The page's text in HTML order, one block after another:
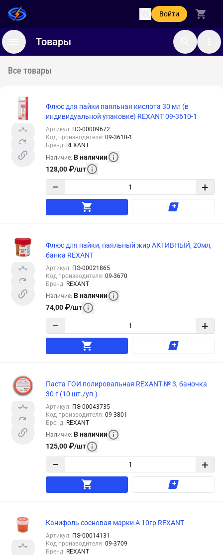
Войти
Товары
Все товары
Флюс для пайки паяльная кислота 30 мл (в
индивидуальной упаковке) REXANT 09-3610-1
Артикул: ПЭ-00009672
Код производителя: 09-3610-1
Бренд: REXANT
Наличие: В наличии
128,00 ₽/шт
− +
Флюс для пайки, паяльный жир АКТИВНЫЙ, 20мл,
банка REXANT
Артикул: ПЭ-00021865
Код производителя: 09-3670
Бренд: REXANT
Наличие: В наличии
74,00 ₽/шт
− +
Паста ГОИ полировальная REXANT № 3, баночка
30 г (10 шт./уп.)
Артикул: ПЭ-00043735
Код производителя: 09-3801
Бренд: REXANT
Наличие: В наличии
125,00 ₽/шт
− +
Канифоль сосновая марки А 10гр REXANT
Артикул: ПЭ-00014131
Код производителя: 09-3709
Бренд: REXANT